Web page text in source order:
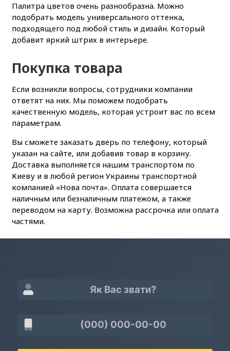
Палитра цветов очень разнообразна. Можно
подобрать модель универсального оттенка,
подходящего под любой стиль и дизайн. Который
добавит яркий штрих в интерьере.
Покупка товара
Если возникли вопросы, сотрудники компании
ответят на них. Мы поможем подобрать
качественную модель, которая устроит вас по всем
параметрам.
Вы сможете заказать дверь по телефону, который
указан на сайте, или добавив товар в корзину.
Доставка выполняется нашим транспортом по
Киеву и в любой регион Украины транспортной
компанией «Нова почта». Оплата совершается
наличным или безналичным платежом, а также
переводом на карту. Возможна рассрочка или оплата
частями.